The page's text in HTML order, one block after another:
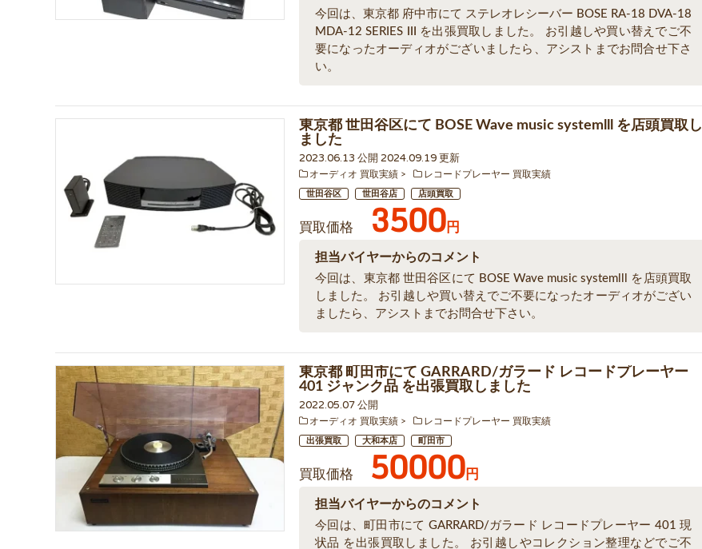
今回は、東京都 府中市にて ステレオレシーバー BOSE RA-18 DVA-18
MDA-12 SERIES Ⅲ を出張買取しました。 お引越しや買い替えでご不
要になったオーディオがございましたら、アシストまでお問合せ下さ
い。
東京都 世田谷区にて BOSE Wave music systemlll を店頭買取し
ました
2023.06.13 公開 2024.09.19 更新
オーディオ 買取実績 レコードプレーヤー 買取実績
世田谷区 世田谷店 店頭買取
買取価格 3500円
担当バイヤーからのコメント
今回は、東京都 世田谷区にて BOSE Wave music systemlll を店頭買取
しました。 お引越しや買い替えでご不要になったオーディオがござい
ましたら、アシストまでお問合せ下さい。
東京都 町田市にて GARRARD/ガラード レコードプレーヤー
401 ジャンク品 を出張買取しました
2022.05.07 公開
オーディオ 買取実績 レコードプレーヤー 買取実績
出張買取 大和本店 町田市
買取価格 50000円
担当バイヤーからのコメント
今回は、町田市にて GARRARD/ガラード レコードプレーヤー 401 現
状品 を出張買取しました。 お引越しやコレクション整理などでご不